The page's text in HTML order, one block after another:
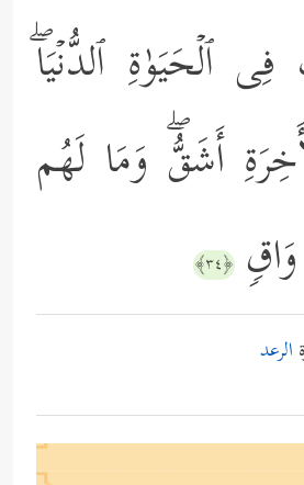
ٱلۡحَیَوٰةِ ٱلدُّنۡیَاۖ
أَشَقُّۖ وَمَا لَهُم
﴿٣٤﴾
الرعد